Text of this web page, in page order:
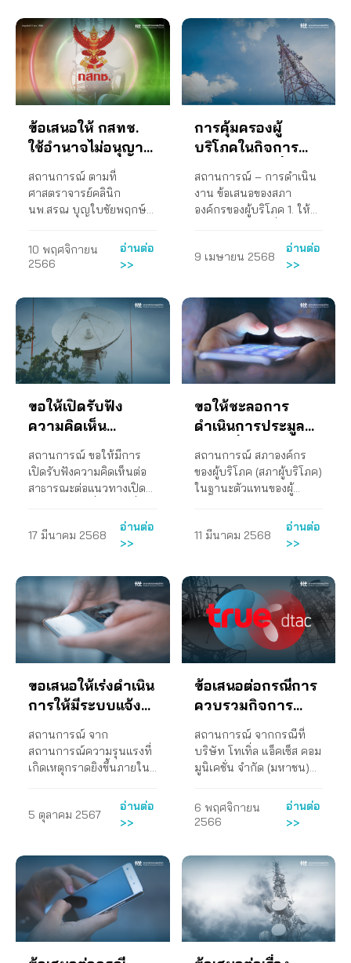
ข้อเสนอให้ กสทช.
ใช้อํานาจไม่อนุญาต
การควบรวมกิจการ
ระหว่างบริษัท
แอดวานซ์ ไวร์เลส
(AWN) ในเครือ AIS
และบริษัท ทริปเปิล
(มหาชน) (3BB)
สถานการณ์ ตามที่
ศาสตราจารย์คลินิก
นพ.สรณ บุญใบชัยพฤกษ์
กระจายเสียง กิจการ
โทรทัศน์ และกิจการ
หนังสือเชิญประชุมคณะ
กรรมการกิจการ กระจาย
เสียง กิจการโทรทัศน์ และ
กิจการโทรคมนาคมแห่ง
ชาติ(คณะกรรมการ กสทช.)
พฤศจิกายน 2566 เพื่อนํา
วาระการควบรวมกิจการ
ไวร์เลส เน็ทเวอร์ค จํากัด
(AWN) ในเครือ AIS และ
บริษัท ทริปเปิลที
(มหาชน) (3BB) เข้า
พิจารณา ต่อมาได้ปรากฏ
เนินงานของ กสทช. เรื่อง
การควบรวมธุรกิจเป็นไป
ตามประกาศ คณะ
กรรมการกิจการกระจาย
เสียง กิจการโทรทัศน์ และ
2561 และยึดหลักคํา
พิพากษา ของศาลอาญาคดี
กลาง ที่ กสทช. ไม่ควรใช้อํา
นาจเกินขอบเขตที่กฎหมา
ยกําหนด หากฝ่าฝืน เท่ากับ
ชอบด้วยกฎหมาย กสทช.
จึงควรยึดคําพิพากษาทํา
กันและกํากับดูแลเพื่อ
ประชาชนได้รับประโยชน์
สูงสุด นั้น การดำเนินงาน
สภาองค์กรของผู้บริโภค ใน
ฐานะเป็นตัวแทนผู้บริโภคที่
10 พฤศจิกายน
2566
อ่านต่อ
>>
การคุ้มครองผู้
บริโภคในกิจการ
โทรคมนาคมที่จะได้
รับผลกระทบจาก
การหมดสัญญาของ
แห่งชาติ จำกัด
(มหาชน)
สถานการณ์ – การดำเนิน
งาน ข้อเสนอของสภา
องค์กรของผู้บริโภค 1. ให้
เศรษฐกิจและสังคมที่มีพันธ
กิจในการพัฒนา บริหาร
และกำกับดูแลบริษัท
โทรคมนาคมแห่งชาติ
จำกัด(มหาชน) หรือ NT เร่ง
ประสานการดำเนินงานกับ
สำนักงานคณะกรรมการ
โทรทัศน์ และกิจการ
โทรคมนาคมแห่งชาติเพื่อ
ให้มีการดำเนินการดังนี้ 1)
ให้มีการกำหนดข้อเสนอ
เพดานราคาค่าบริการ
สูงสุดเทียบกับปริมาณและ
เรียกเก็บและให้บริการกับผู้
บริโภคและการให้บริการ
(Mobile Virtual Network
Operator) ให้อยู่ในเงื่อนไข
การแข่งขันประมูลด้วย 2)
ให้มีการกำหนดเงื่อนไข
การอนุญาตให้ บริษัท NT ,
ใช้ประโยชน์ในย่านความถี่
หรือช่องความถี่จากคลื่น
นั้นได้ภายใต้อัตราค่า
บริการที่เป็นธรรม โดย
กำหนดระยะเวลาดำเนิน
กำหนดโทษหากไม่
สามารถดำเนินการได้ 3)
เวทีประชุมระหว่างผู้แทนผู้
บริโภค กสทช. บริษัท NT ผู้
ให้บริการ ผู้ให้บริการ
โทรศัพท์เคลื่อนที่แบบโครง
ข่ายเสมือน (Mobile Virtual
9 เมษายน 2568
อ่านต่อ
>>
ขอให้เปิดรับฟัง
ความคิดเห็น
สาธารณะต่อผลการ
ศึกษาแนวทาง
ประมูลแถบคลื่น
กิจการโทรศัพท์
เคลื่อนที่ใหม่
สถานการณ์ ขอให้มีการ
เปิดรับฟังความคิดเห็นต่อ
สาธารณะต่อแนวทางเปิด
สำหรับกิจการโทรศัพท์
เคลื่อนใหม่ที่ กสทช. มีมติ
ด้วย โดยควรมีประเด็นที่จะ
เปิดรับฟังความคิดเห็น
สาธารณะ อาทิ การดำเนิน
งาน TCC.นย.ว.417/2568
ลงวันที่ 17 มีนาคม 2568
กิจการกระจายเสียง กิจการ
โทรทัศน์ และกิจการ
ขอให้เปิดรับฟังความคิด
เห็นสาธารณะต่อผลการ
ศึกษาแนวทางประมูลแถบ
โทรศัพท์เคลื่อนที่ใหม่ ข้อ
เสนอของสภาองค์กรของผู้
ผลการศึกษาแนวทาง
ประมูลแถบคลื่นความถี่
สำหรับกิจการโทรศัพท์
เคลื่อนที่ใหม่ ความคืบหน้า
ยังไม่มีการตอบกลับจาก
17 มีนาคม 2568
อ่านต่อ
>>
ขอให้ชะลอการ
ดำเนินการประมูล
แถบคลื่นความถี่
สำหรับกิจการ
โทรศัพท์เคลื่อนที่
สถานการณ์ สภาองค์กร
ของผู้บริโภค (สภาผู้บริโภค)
ในฐานะตัวแทนของผู้
การจัดตั้งสภาองค์กรของผู้
บริโภค พ.ศ.2562 มีความ
ประมูลแถบคลื่นความถี่
สำหรับกิจการโทรศัพท์
เคลื่อนที่ ด้วยคลื่นที่จะนำ
มาประมูลพร้อมกันมีทั้ง
คลื่นย่าน 850 MHz ที่กำลัง
บริษัท โทรคมนาคมแห่ง
ชาติ จำกัด (มหาชน) หรือ
ที่เป็นคลื่นว่างที่ไม่มีใคร
ประมูลครั้งที่ผ่านมา คลื่นที่
ไม่เคยถูกนำมาประมูลมา
อายุใบอนุญาต นำขึ้นมา
ประมูลครั้งเดียวล่วงหน้า
1800 MHz 2100 MHz
2300 MHz และ 26 GHz
รวมทั้งสิ้น 6 ย่านความถี่
นั้น ไม่มีหลักประกันที่
ชัดเจนว่าประชาชนในฐานะ
11 มีนาคม 2568
อ่านต่อ
>>
ขอเสนอให้เร่งดำเนิน
การให้มีระบบแจ้ง
เตือนสาธารณภัย
แห่งชาติ (Thai
Alert) ผ่านโทรศัพท์
สถานการณ์ จาก
สถานการณ์ความรุนแรงที่
เกิดเหตุกราดยิงขึ้นภายใน
สยามพารากอน เมื่อช่วง
เย็นวันที่ ๓ ตุลาคม ๒๕๖๖
เสียชีวิตจำนวนหนึ่ง รวมถึง
ทรัพย์สินของเอกชนได้รับ
ความเสียหาย ส่งผลกระทบ
ต่อคุณภาพชีวิตและจิตใจ
ของประชาชนในวงกว้าง
5 ตุลาคม 2567
อ่านต่อ
>>
ข้อเสนอต่อกรณีการ
ควบรวมกิจการ
TRUE กับ DTAC
สถานการณ์ จากกรณีที่
บริษัท โทเทิ่ล แอ็คเซ็ส คอม
มูนิเคชั่น จำกัด (มหาชน)
รวมกิจการโทรคมนาคม
กับบริษัท ทรู คอร์ปอเรชั่น
อนาคตจะร่วมกันจัดตั้ง
บริษัทใหม่ขึ้น ซึ่งอาจก่อให้
เกิดการกีดกันทางการค้า
และส่งผลให้ผู้บริโภคถูก
จำกัดทางเลือกในการใช้
6 พฤศจิกายน
2566
อ่านต่อ
>>